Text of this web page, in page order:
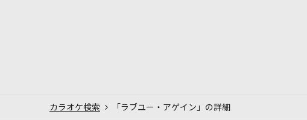
カラオケ検索 「ラブユー・アゲイン」の詳細